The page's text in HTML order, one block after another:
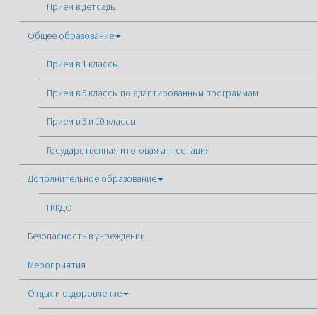
Прием в детсады
Общее образование
Прием в 1 классы
Прием в 5 классы по адаптированным программам
Прием в 5 и 10 классы
Государственная итоговая аттестация
Дополнительное образование
ПФДО
Безопасность в учреждении
Мероприятия
Отдых и оздоровление